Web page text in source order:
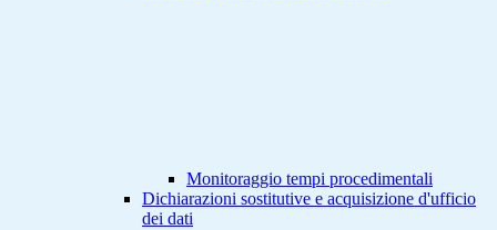
Monitoraggio tempi procedimentali
Dichiarazioni sostitutive e acquisizione d'ufficio
dei dati